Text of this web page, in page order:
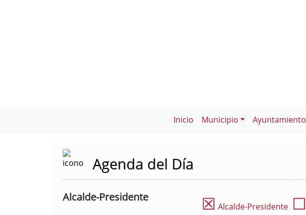
Inicio Municipio Ayuntamiento
Agenda del Día
Alcalde-Presidente ☒ Alcalde-Presidente ☐